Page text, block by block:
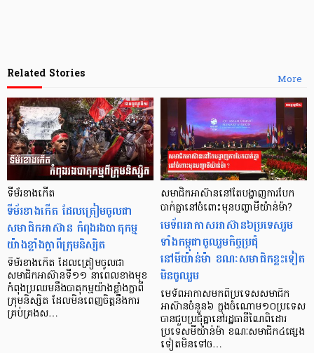
More
Related Stories
ទីម័រខាងកើត
ទីម័រខាងកើត ដែលត្រៀមចូលជា
សមាជិកអាស៊ាន កំពុងរងបាតុកម្ម
យ៉ាងខ្លាំងក្លាពីក្រុមនិស្សិត
ទីម័រខាងកើត ដែលត្រៀមចូលជា
សមាជិកអាស៊ានទី១១ នាពេលខាងមុខ
កំពុងប្រឈមនឹងបាតុកម្មយ៉ាងខ្លាំងក្លាពី
ក្រុមនិស្សិត ដែលមិនពេញចិត្តនឹងការ
គ្រប់គ្រងស…
សមាជិកអាស៊ាននៅតែបង្ហាញការបែក
បាក់គ្នានៅចំពោះមុនបញ្ហាមីយ៉ាន់ម៉ា?
មេទ័ពអាកាសអាស៊ាន៦ប្រទេសរួម
ទាំងកម្ពុជាចូលរួមកិច្ចប្រជុំ
នៅមីយ៉ាន់ម៉ា ខណៈសមាជិកខ្លះទៀត
មិនចូលរួម
មេទ័ពអាកាសមកពីប្រទេសសមាជិក
អាស៊ានចំនួន៦ ក្នុងចំណោម១០ប្រទេស
បានជួបប្រជុំគ្នានៅរដ្ឋធានីណៃពិដោរ
ប្រទេសមីយ៉ាន់ម៉ា ខណៈសមាជិក៤ផ្សេង
ទៀតមិនទៅច…